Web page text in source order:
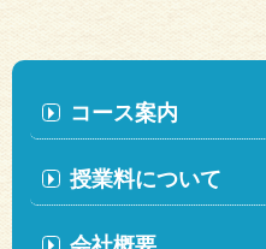
コース案内
授業料について